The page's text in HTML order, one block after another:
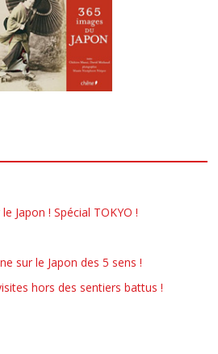
Japon ! Spécial TOKYO !
sur le Japon des 5 sens !
hors des sentiers battus !